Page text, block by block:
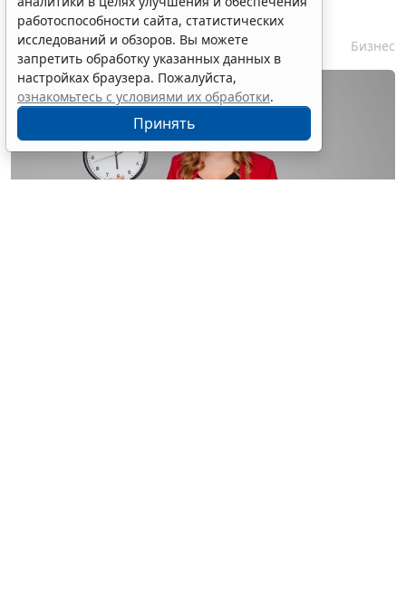
контрагентом сократили
7 августа 2026 16:55 Бизнес
работоспособности сайта, статистических
исследований и обзоров. Вы можете
запретить обработку указанных данных в
настройках браузера. Пожалуйста,
ознакомьтесь с условиями их обработки.
Принять